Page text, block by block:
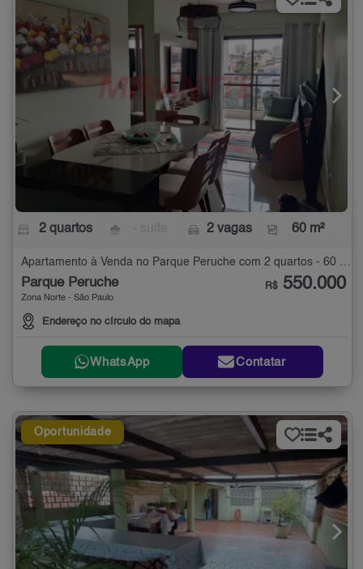
2 quartos 2 vagas 60 m²
Apartamento à Venda no Parque Peruche com 2 quartos - 60 m²
Parque Peruche
Zona Norte - São Paulo
Endereço no círculo do mapa
R$ 550.000
WhatsApp Contatar
Oportunidade